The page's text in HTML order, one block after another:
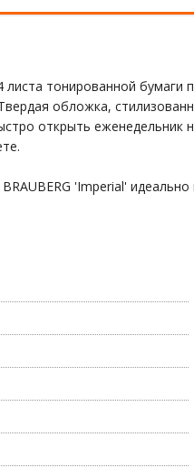
листа тонированной
обложка,
открыть
'Imperial'